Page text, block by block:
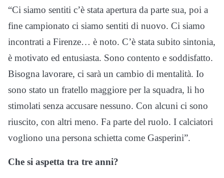
“Ci siamo sentiti c’è stata apertura da parte sua, poi a
fine campionato ci siamo sentiti di nuovo. Ci siamo
incontrati a Firenze… è noto. C’è stata subito sintonia,
è motivato ed entusiasta. Sono contento e soddisfatto.
Bisogna lavorare, ci sarà un cambio di mentalità. Io
sono stato un fratello maggiore per la squadra, li ho
stimolati senza accusare nessuno. Con alcuni ci sono
riuscito, con altri meno. Fa parte del ruolo. I calciatori
vogliono una persona schietta come Gasperini”.
Che si aspetta tra tre anni?